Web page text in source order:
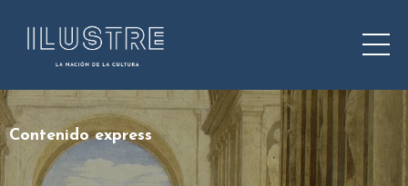
Contenido express